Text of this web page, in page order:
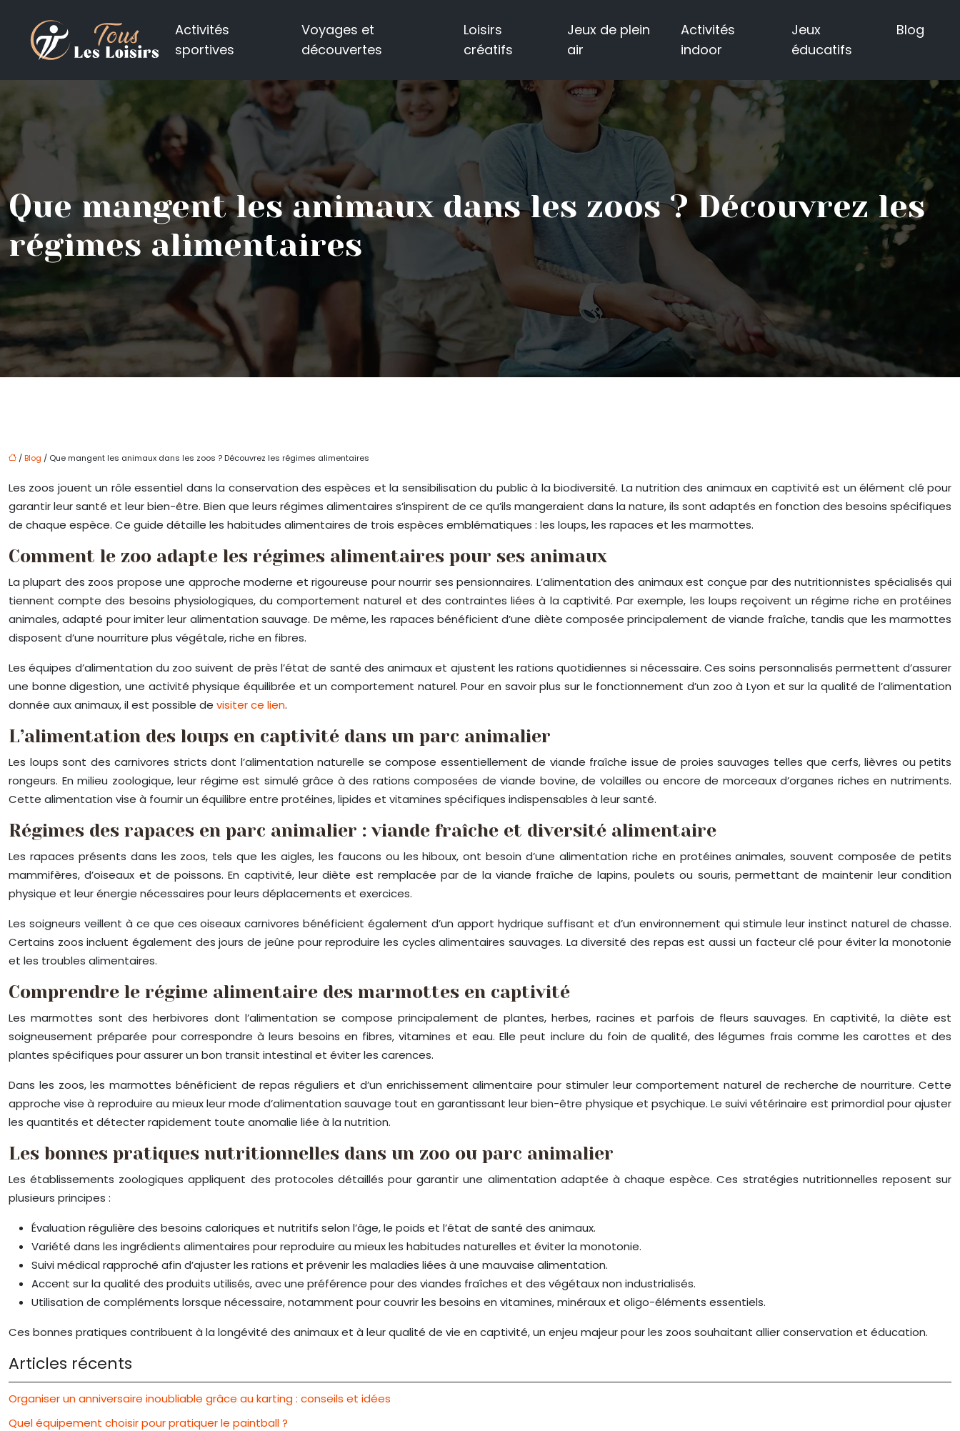
Activités
sportives
Voyages et
découvertes
Loisirs
créatifs
Jeux de plein
air
Activités
indoor
Jeux
éducatifs
Blog
Que mangent les animaux dans les zoos ? Découvrez les
régimes alimentaires
/Blog / Que mangent les animaux dans les zoos ? Découvrez les régimes alimentaires
Les zoos jouent un rôle essentiel dans la conservation des espèces et la sensibilisation du public à la biodiversité. La nutrition des animaux en captivité est un élément clé pour
garantir leur santé et leur bien-être. Bien que leurs régimes alimentaires s’inspirent de ce qu’ils mangeraient dans la nature, ils sont adaptés en fonction des besoins spécifiques
de chaque espèce. Ce guide détaille les habitudes alimentaires de trois espèces emblématiques : les loups, les rapaces et les marmottes.
Comment le zoo adapte les régimes alimentaires pour ses animaux
La plupart des zoos propose une approche moderne et rigoureuse pour nourrir ses pensionnaires. L’alimentation des animaux est conçue par des nutritionnistes spécialisés qui
tiennent compte des besoins physiologiques, du comportement naturel et des contraintes liées à la captivité. Par exemple, les loups reçoivent un régime riche en protéines
animales, adapté pour imiter leur alimentation sauvage. De même, les rapaces bénéficient d’une diète composée principalement de viande fraîche, tandis que les marmottes
disposent d’une nourriture plus végétale, riche en fibres.
Les équipes d’alimentation du zoo suivent de près l’état de santé des animaux et ajustent les rations quotidiennes si nécessaire. Ces soins personnalisés permettent d’assurer
une bonne digestion, une activité physique équilibrée et un comportement naturel. Pour en savoir plus sur le fonctionnement d’un zoo à Lyon et sur la qualité de l’alimentation
donnée aux animaux, il est possible de visiter ce lien.
L’alimentation des loups en captivité dans un parc animalier
Les loups sont des carnivores stricts dont l’alimentation naturelle se compose essentiellement de viande fraîche issue de proies sauvages telles que cerfs, lièvres ou petits
rongeurs. En milieu zoologique, leur régime est simulé grâce à des rations composées de viande bovine, de volailles ou encore de morceaux d’organes riches en nutriments.
Cette alimentation vise à fournir un équilibre entre protéines, lipides et vitamines spécifiques indispensables à leur santé.
Régimes des rapaces en parc animalier : viande fraîche et diversité alimentaire
Les rapaces présents dans les zoos, tels que les aigles, les faucons ou les hiboux, ont besoin d’une alimentation riche en protéines animales, souvent composée de petits
mammifères, d’oiseaux et de poissons. En captivité, leur diète est remplacée par de la viande fraîche de lapins, poulets ou souris, permettant de maintenir leur condition
physique et leur énergie nécessaires pour leurs déplacements et exercices.
Les soigneurs veillent à ce que ces oiseaux carnivores bénéficient également d’un apport hydrique suffisant et d’un environnement qui stimule leur instinct naturel de chasse.
Certains zoos incluent également des jours de jeûne pour reproduire les cycles alimentaires sauvages. La diversité des repas est aussi un facteur clé pour éviter la monotonie
et les troubles alimentaires.
Comprendre le régime alimentaire des marmottes en captivité
Les marmottes sont des herbivores dont l’alimentation se compose principalement de plantes, herbes, racines et parfois de fleurs sauvages. En captivité, la diète est
soigneusement préparée pour correspondre à leurs besoins en fibres, vitamines et eau. Elle peut inclure du foin de qualité, des légumes frais comme les carottes et des
plantes spécifiques pour assurer un bon transit intestinal et éviter les carences.
Dans les zoos, les marmottes bénéficient de repas réguliers et d’un enrichissement alimentaire pour stimuler leur comportement naturel de recherche de nourriture. Cette
approche vise à reproduire au mieux leur mode d’alimentation sauvage tout en garantissant leur bien-être physique et psychique. Le suivi vétérinaire est primordial pour ajuster
les quantités et détecter rapidement toute anomalie liée à la nutrition.
Les bonnes pratiques nutritionnelles dans un zoo ou parc animalier
Les établissements zoologiques appliquent des protocoles détaillés pour garantir une alimentation adaptée à chaque espèce. Ces stratégies nutritionnelles reposent sur
plusieurs principes :
Évaluation régulière des besoins caloriques et nutritifs selon l’âge, le poids et l’état de santé des animaux.
Variété dans les ingrédients alimentaires pour reproduire au mieux les habitudes naturelles et éviter la monotonie.
Suivi médical rapproché afin d’ajuster les rations et prévenir les maladies liées à une mauvaise alimentation.
Accent sur la qualité des produits utilisés, avec une préférence pour des viandes fraîches et des végétaux non industrialisés.
Utilisation de compléments lorsque nécessaire, notamment pour couvrir les besoins en vitamines, minéraux et oligo-éléments essentiels.
Ces bonnes pratiques contribuent à la longévité des animaux et à leur qualité de vie en captivité, un enjeu majeur pour les zoos souhaitant allier conservation et éducation.
Articles récents
Organiser un anniversaire inoubliable grâce au karting : conseils et idées
Quel équipement choisir pour pratiquer le paintball ?